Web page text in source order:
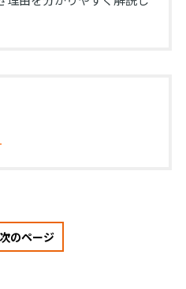
次のページ